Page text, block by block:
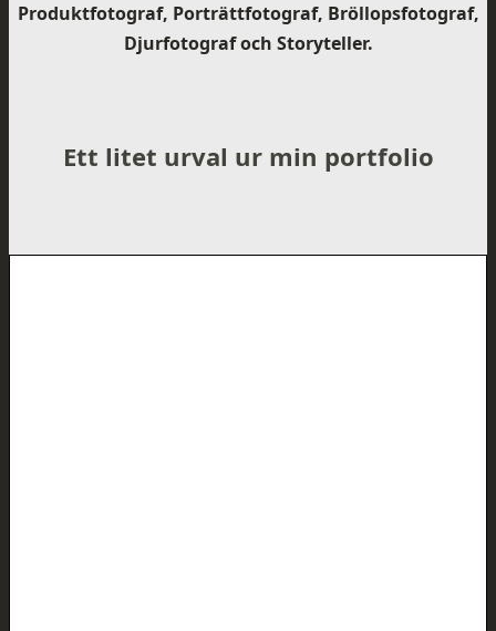
Produktfotograf, Porträttfotograf, Bröllopsfotograf,
Djurfotograf och Storyteller.
Ett litet urval ur min portfolio